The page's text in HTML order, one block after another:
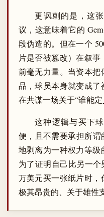
更讽刺的是，这
议，这意味着它的
段伪造的。但在一个
片是否被篡改）在叙
前毫无力量。当资本
品，球员本身就变成
在共谋一场关于“谁能定
这种逻辑与买下
便，且不需要承担所
地剥离为一种权力等
为了证明自己比另一个
万美元买一张纸片时
极其昂贵的、关于雄性